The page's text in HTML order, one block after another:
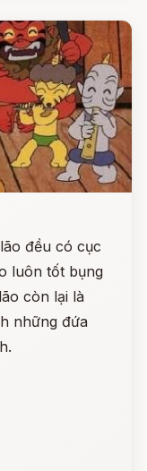
đều có cục
luôn tốt bụng
còn lại là
những đứa